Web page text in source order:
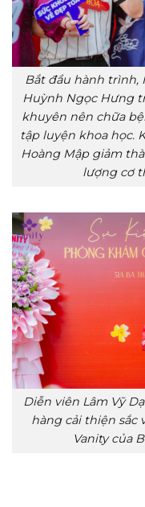
Bắt đầu hành trình,
Huỳnh Ngọc Hưng
khuyên nên chữa
tập luyện khoa học.
Hoàng Mập giảm
lượng cơ
Diễn viên Lâm Vỹ
hàng cải thiện sắc
Vanity của